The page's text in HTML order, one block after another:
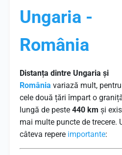
Ungaria -
România
Distanța dintre Ungaria și
România variază mult,
cele două țări împart o
lungă de peste 440 km și
mai multe puncte de trecere.
câteva repere importante: